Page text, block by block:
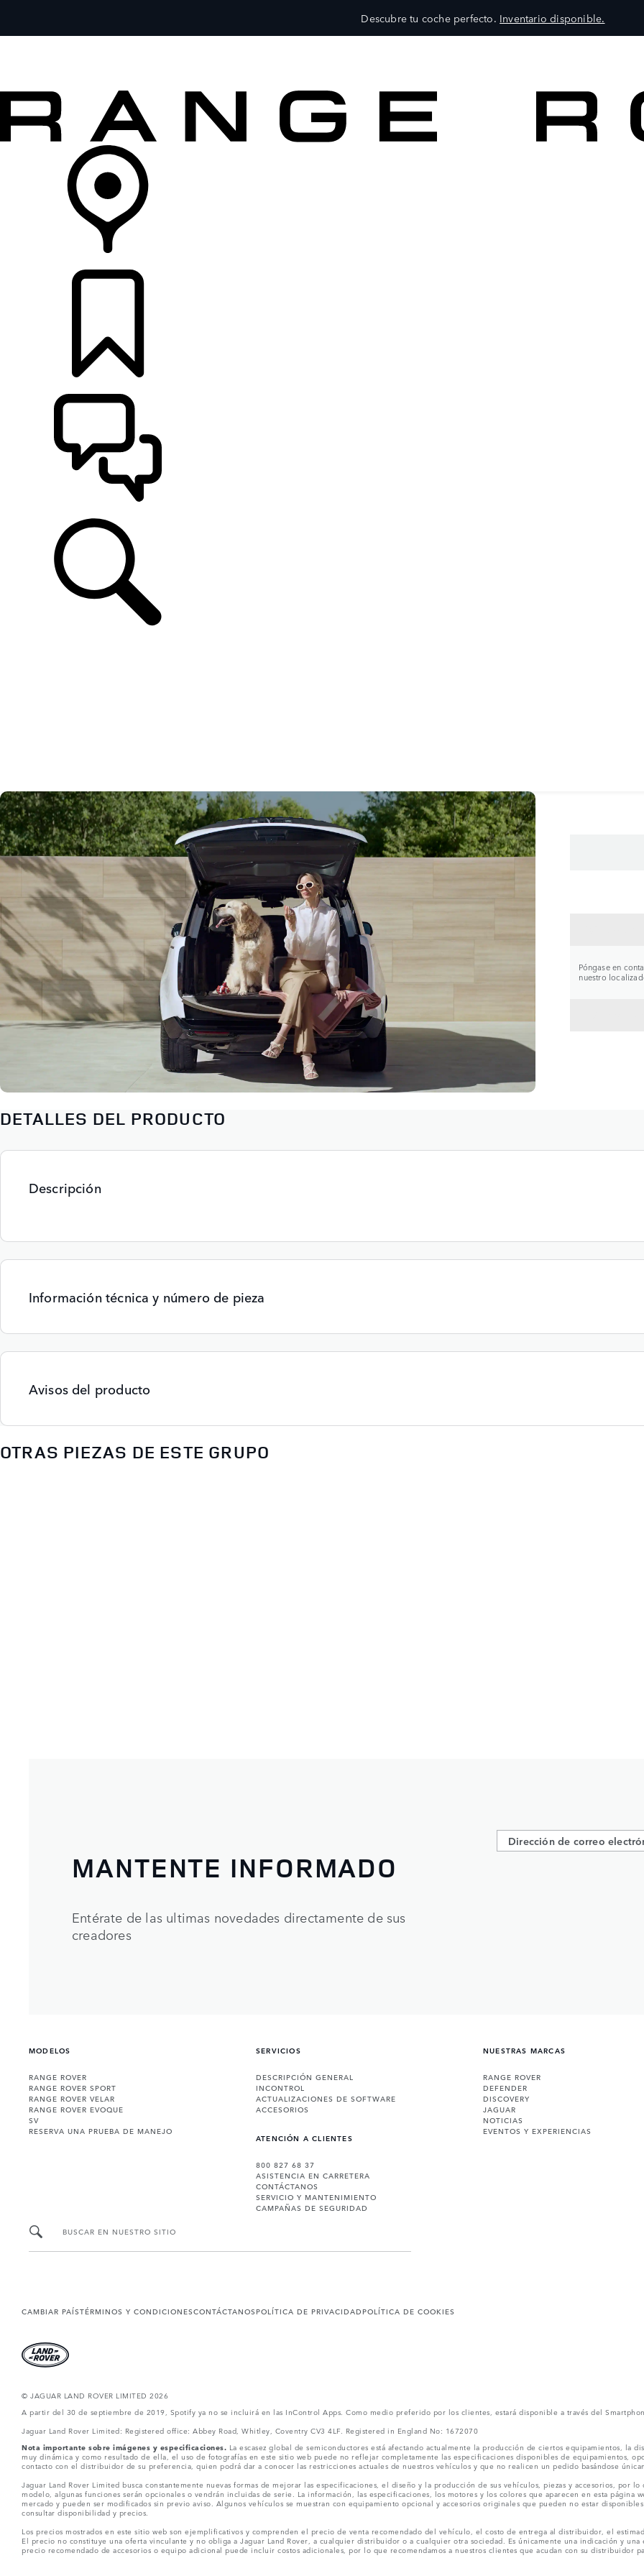
Descubre tu coche perfecto. Inventario disponible.
Póngase en
nuestro
DETALLES DEL PRODUCTO
Descripción
Información técnica y número de pieza
Avisos del producto
OTRAS PIEZAS DE ESTE GRUPO
MANTENTE INFORMADO
Entérate de las ultimas novedades directamente de sus
creadores
MODELOS
RANGE ROVER
RANGE ROVER SPORT
RANGE ROVER VELAR
RANGE ROVER EVOQUE
SV
RESERVA UNA PRUEBA DE MANEJO
SERVICIOS
DESCRIPCIÓN GENERAL
INCONTROL
ACTUALIZACIONES DE SOFTWARE
ACCESORIOS
ATENCIÓN A CLIENTES
800 827 68 37
ASISTENCIA EN CARRETERA
CONTÁCTANOS
SERVICIO Y MANTENIMIENTO
CAMPAÑAS DE SEGURIDAD
NUESTRAS MARCAS
RANGE ROVER
DEFENDER
DISCOVERY
JAGUAR
NOTICIAS
EVENTOS Y EXPERIENCIAS
BUSCAR EN NUESTRO SITIO
CAMBIAR PAÍSTÉRMINOS Y CONDICIONESCONTÁCTANOSPOLÍTICA DE PRIVACIDADPOLÍTICA DE COOKIES
© JAGUAR LAND ROVER LIMITED 2026
A partir del 30 de septiembre de 2019, Spotify ya no se incluirá en las InControl Apps. Como medio preferido por los clientes, estará disponible a través del
Jaguar Land Rover Limited: Registered office: Abbey Road, Whitley, Coventry CV3 4LF. Registered in England No: 1672070
Nota importante sobre imágenes y especificaciones. La escasez global de semiconductores está afectando actualmente la producción de ciertos equipamientos, la
muy dinámica y como resultado de ella, el uso de fotografías en este sitio web puede no reflejar completamente las especificaciones disponibles de equipamientos,
contacto con el distribuidor de su preferencia, quien podrá dar a conocer las restricciones actuales de nuestros vehículos y que no realicen un pedido basándose
Jaguar Land Rover Limited busca constantemente nuevas formas de mejorar las especificaciones, el diseño y la producción de sus vehículos, piezas y accesorios, por
modelo, algunas funciones serán opcionales o vendrán incluidas de serie. La información, las especificaciones, los motores y los colores que aparecen en esta página
mercado y pueden ser modificados sin previo aviso. Algunos vehículos se muestran con equipamiento opcional y accesorios originales que pueden no estar
consultar disponibilidad y precios.
Los precios mostrados en este sitio web son ejemplificativos y comprenden el precio de venta recomendado del vehículo, el costo de entrega al distribuidor, el
El precio no constituye una oferta vinculante y no obliga a Jaguar Land Rover, a cualquier distribuidor o a cualquier otra sociedad. Es únicamente una indicación y
precio recomendado de accesorios o equipo adicional puede incluir costos adicionales, por lo que recomendamos a nuestros clientes que acudan con su distribuidor